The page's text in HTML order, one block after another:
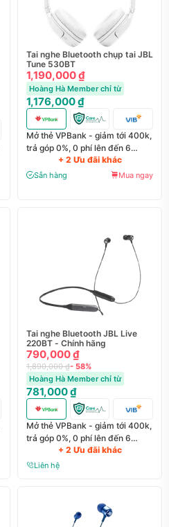
Tai nghe Bluetooth chụp tai JBL
Tune 530BT
1,190,000 ₫
Hoàng Hà Member chỉ từ
1,176,000 ₫
Mở thẻ VPBank - giảm tới 400k,
trả góp 0%, 0 phí lên đến 6
+ 2 Ưu đãi khác
Sẵn hàng Mua ngay
Tai nghe Bluetooth JBL Live
220BT - Chính hãng
790,000 ₫
1,890,000 ₫- 58%
Hoàng Hà Member chỉ từ
781,000 ₫
Mở thẻ VPBank - giảm tới 400k,
trả góp 0%, 0 phí lên đến 6
+ 2 Ưu đãi khác
Liên hệ